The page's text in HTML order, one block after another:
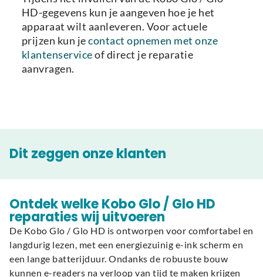
HD-gegevens kun je aangeven hoe je het
apparaat wilt aanleveren. Voor actuele
prijzen kun jecontact opnemen met onze
klantenserviceof direct je reparatie
aanvragen.
Dit zeggen onze klanten
Ontdek welke Kobo Glo / Glo HD
reparaties wij uitvoeren
De Kobo Glo / Glo HD is ontworpen voor comfortabel en
langdurig lezen, met een energiezuinig e-ink scherm en
een lange batterijduur. Ondanks de robuuste bouw
kunnen e-readers na verloop van tijd te maken krijgen